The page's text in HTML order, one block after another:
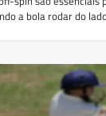
a bola rodar do